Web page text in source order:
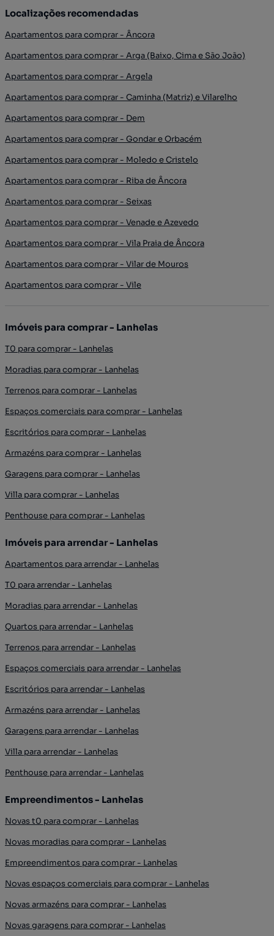
Localizações recomendadas
Apartamentos para comprar - Âncora
Apartamentos para comprar - Arga (Baixo, Cima e São João)
Apartamentos para comprar - Argela
Apartamentos para comprar - Caminha (Matriz) e Vilarelho
Apartamentos para comprar - Dem
Apartamentos para comprar - Gondar e Orbacém
Apartamentos para comprar - Moledo e Cristelo
Apartamentos para comprar - Riba de Âncora
Apartamentos para comprar - Seixas
Apartamentos para comprar - Venade e Azevedo
Apartamentos para comprar - Vila Praia de Âncora
Apartamentos para comprar - Vilar de Mouros
Apartamentos para comprar - Vile
Imóveis para comprar - Lanhelas
T0 para comprar - Lanhelas
Moradias para comprar - Lanhelas
Terrenos para comprar - Lanhelas
Espaços comerciais para comprar - Lanhelas
Escritórios para comprar - Lanhelas
Armazéns para comprar - Lanhelas
Garagens para comprar - Lanhelas
Villa para comprar - Lanhelas
Penthouse para comprar - Lanhelas
Imóveis para arrendar - Lanhelas
Apartamentos para arrendar - Lanhelas
T0 para arrendar - Lanhelas
Moradias para arrendar - Lanhelas
Quartos para arrendar - Lanhelas
Terrenos para arrendar - Lanhelas
Espaços comerciais para arrendar - Lanhelas
Escritórios para arrendar - Lanhelas
Armazéns para arrendar - Lanhelas
Garagens para arrendar - Lanhelas
Villa para arrendar - Lanhelas
Penthouse para arrendar - Lanhelas
Empreendimentos - Lanhelas
Novas t0 para comprar - Lanhelas
Novas moradias para comprar - Lanhelas
Empreendimentos para comprar - Lanhelas
Novas espaços comerciais para comprar - Lanhelas
Novas armazéns para comprar - Lanhelas
Novas garagens para comprar - Lanhelas